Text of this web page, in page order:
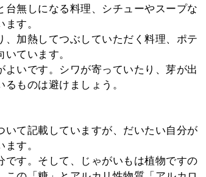
無しになる料理、シチューやスープな
す。
加熱してつぶしていただく料理、ポテ
ています。
いです。シワが寄っていたり、芽が出
ものは避けましょう。
て記載していますが、だいたい自分が
す。
す。そして、じゃがいもは植物ですの